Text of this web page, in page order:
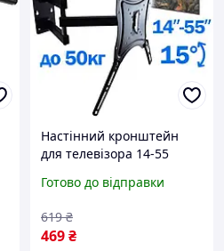
Настінний кронштейн
для телевізора 14-55
Похило-поворотне
Готово до відправки
469₴
619 ₴